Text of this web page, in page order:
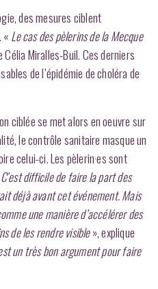
des mesures ciblent
. « Le cas des pèlerins de la Mecque
Miralles-Buil. Ces derniers
de l’épidémie de choléra de
ciblée se met alors en oeuvre sur
le contrôle sanitaire masque un
celui-ci. Les pèlerin·es sont
C’est difficile de faire la part des
déjà avant cet événement. Mais
une manière d’accélérer des
de les rendre visible», explique
un très bon argument pour faire